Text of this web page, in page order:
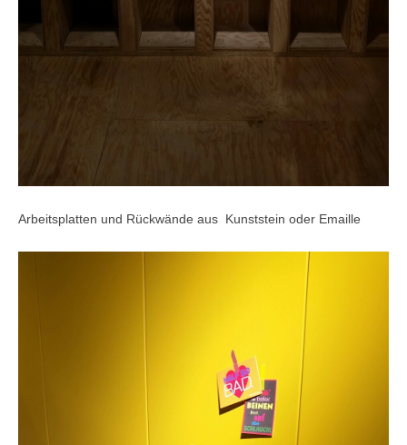
Arbeitsplatten und Rückwände aus Kunststein oder Emaille